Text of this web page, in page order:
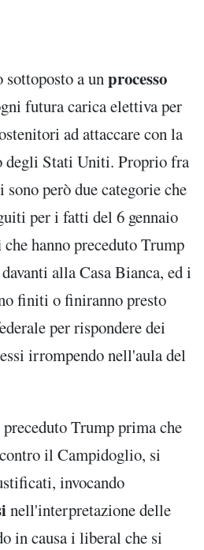
a unprocesso
futura carica elettiva per
ad attaccare con la
degli Stati Uniti. Proprio fra
però due categorie che
per i fatti del 6 gennaio
che hanno preceduto Trump
alla Casa Bianca, ed i
finiti o finiranno presto
per rispondere dei
irrompendo nell'aula del
Trump prima che
il Campidoglio, si
invocando
nell'interpretazione delle
in causa i liberal che si